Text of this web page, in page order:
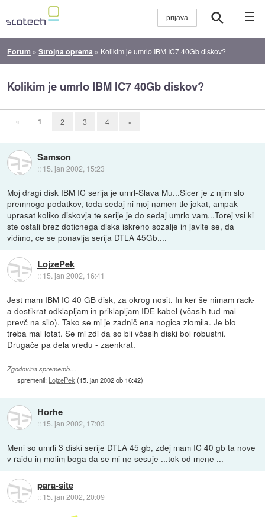
☰
Forum »Strojna oprema » Kolikim je umrlo IBM IC7 40Gb diskov?
Kolikim je umrlo IBM IC7 40Gb diskov?
« 1 2 3 4 »
Samson
:: 15. jan 2002, 15:23
Moj dragi disk IBM IC serija je umrl-Slava Mu...Sicer je z njim slo
premnogo podatkov, toda sedaj ni moj namen tle jokat, ampak
uprasat koliko diskovja te serije je do sedaj umrlo vam...Torej vsi ki
ste ostali brez doticnega diska iskreno sozalje in javite se, da
vidimo, ce se ponavlja serija DTLA 45Gb....
LojzePek
:: 15. jan 2002, 16:41
Jest mam IBM IC 40 GB disk, za okrog nosit. In ker še nimam rack-
a dostikrat odklapljam in priklapljam IDE kabel (včasih tud mal
prevč na silo). Tako se mi je zadnič ena nogica zlomila. Je blo
treba mal lotat. Se mi zdi da so bli včasih diski bol robustni.
Drugače pa dela vredu - zaenkrat.
Zgodovina sprememb…
spremenil: LojzePek (15. jan 2002 ob 16:42)
Horhe
:: 15. jan 2002, 17:03
Meni so umrli 3 diski serije DTLA 45 gb, zdej mam IC 40 gb ta nove
v raidu in molim boga da se mi ne sesuje ...tok od mene ...
para-site
:: 15. jan 2002, 20:09